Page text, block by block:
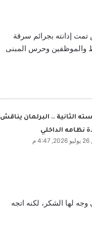
إدانته بجرائم سرقة
والموظفين وحرس المبنى
الثانية .. البرلمان يناقش
نظامه الداخلي
لها الشكر، لكنه اتجه